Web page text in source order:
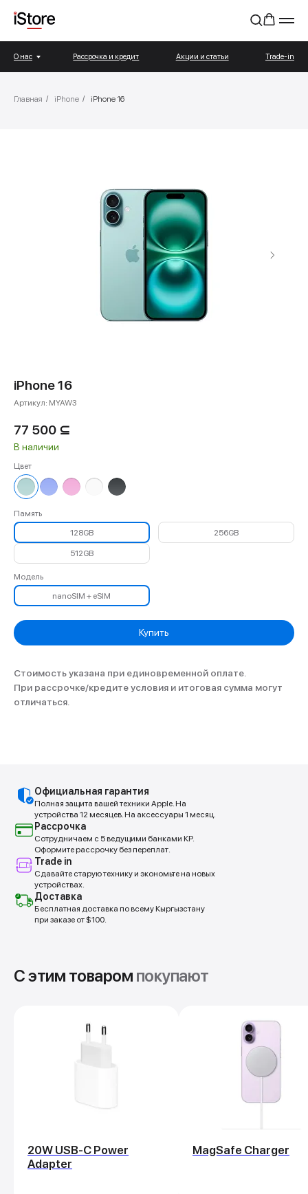
О нас Рассрочка и кредит Акции и статьи Trade-in
Главная / iPhone / iPhone 16
iPhone 16
Артикул: MYAW3
77 500 ⊆
В наличии
Цвет
Память
128GB
256GB
512GB
Модель
nanoSIM + eSIM
Купить
Стоимость указана при единовременной оплате.
При рассрочке/кредите условия и итоговая сумма могут
отличаться.
Официальная гарантия
Полная защита вашей техники Apple. На
устройства 12 месяцев. На аксессуары 1 месяц.
Рассрочка
Сотрудничаем с 5 ведущими банками КР.
Оформите рассрочку без переплат.
Trade in
Сдавайте старую технику и экономьте на новых
устройствах.
Доставка
Бесплатная доставка по всему Кыргызстану
при заказе от $100.
С этим товаром покупают
20W USB‑C Power
Adapter
MagSafe Charger
Ключевые